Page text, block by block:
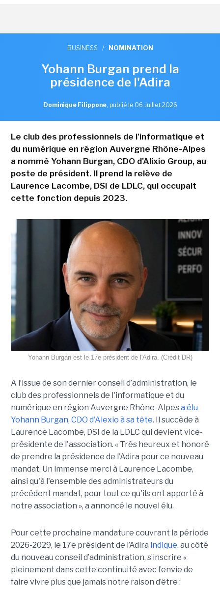
BUSINESS / NOMINATION
Yohann Burgan prend la
présidence de l'Adira
Dominique Filippone, publié le 06 Juillet 2026
Le club des professionnels de l'informatique et
du numérique en région Auvergne Rhône-Alpes
a nommé Yohann Burgan, CDO d'Alixio Group, au
poste de président. Il prend la relève de
Laurence Lacombe, DSI de LDLC, qui occupait
cette fonction depuis 2023.
Yohann Burgan est le 17e président de l'Adira. (Crédit DR)
A l’issue de son dernier conseil d’administration, le
club des professionnels de l'informatique et du
numérique en région Auvergne Rhône-Alpesa élu
Yohann Burgan, CDO d'Alexio à sa tête. Il succède à
Laurence Lacombe, DSI de la LDLC qui devient vice-
présidente de l'association. « Très heureux et honoré
de prendre la présidence de l'Adira pour ce nouveau
mandat. Un immense merci à Laurence Lacombe,
ainsi qu'à l'ensemble des administrateurs du
précédent mandat, pour tout ce qu'ils ont apporté à
notre association », a annoncé le nouvel élu.
Pour cette prochaine mandature couvrant la période
2026-2029, le 17e président de l’Adira indique, au côté
du nouveau conseil d’administration, s’inscrire «
pleinement dans cette continuité avec l’envie de
faire vivre plus que jamais notre raison d’être :